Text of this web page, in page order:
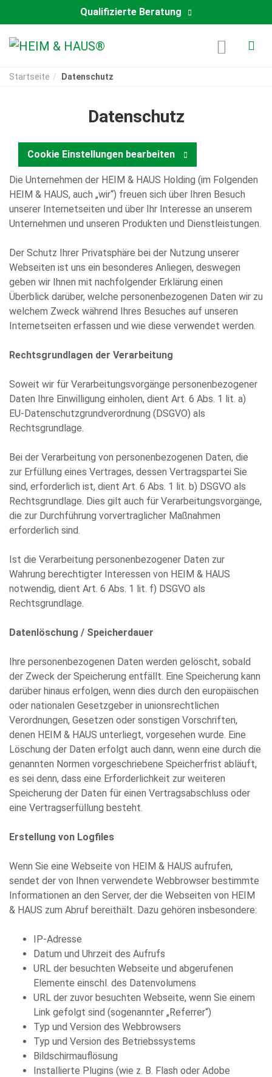
Qualifizierte Beratung
Startseite Datenschutz
Datenschutz
Cookie Einstellungen bearbeiten
Die Unternehmen der HEIM & HAUS Holding (im Folgenden
HEIM & HAUS, auch „wir“) freuen sich über Ihren Besuch
unserer Internetseiten und über Ihr Interesse an unserem
Unternehmen und unseren Produkten und Dienstleistungen.
Der Schutz Ihrer Privatsphäre bei der Nutzung unserer
Webseiten ist uns ein besonderes Anliegen, deswegen
geben wir Ihnen mit nachfolgender Erklärung einen
Überblick darüber, welche personenbezogenen Daten wir zu
welchem Zweck während Ihres Besuches auf unseren
Internetseiten erfassen und wie diese verwendet werden.
Rechtsgrundlagen der Verarbeitung
Soweit wir für Verarbeitungsvorgänge personenbezogener
Daten Ihre Einwilligung einholen, dient Art. 6 Abs. 1 lit. a)
EU-Datenschutzgrundverordnung (DSGVO) als
Rechtsgrundlage.
Bei der Verarbeitung von personenbezogenen Daten, die
zur Erfüllung eines Vertrages, dessen Vertragspartei Sie
sind, erforderlich ist, dient Art. 6 Abs. 1 lit. b) DSGVO als
Rechtsgrundlage. Dies gilt auch für Verarbeitungsvorgänge,
die zur Durchführung vorvertraglicher Maßnahmen
erforderlich sind.
Ist die Verarbeitung personenbezogener Daten zur
Wahrung berechtigter Interessen von HEIM & HAUS
notwendig, dient Art. 6 Abs. 1 lit. f) DSGVO als
Rechtsgrundlage.
Datenlöschung / Speicherdauer
Ihre personenbezogenen Daten werden gelöscht, sobald
der Zweck der Speicherung entfällt. Eine Speicherung kann
darüber hinaus erfolgen, wenn dies durch den europäischen
oder nationalen Gesetzgeber in unionsrechtlichen
Verordnungen, Gesetzen oder sonstigen Vorschriften,
denen HEIM & HAUS unterliegt, vorgesehen wurde. Eine
Löschung der Daten erfolgt auch dann, wenn eine durch die
genannten Normen vorgeschriebene Speicherfrist abläuft,
es sei denn, dass eine Erforderlichkeit zur weiteren
Speicherung der Daten für einen Vertragsabschluss oder
eine Vertragserfüllung besteht.
Erstellung von Logfiles
Wenn Sie eine Webseite von HEIM & HAUS aufrufen,
sendet der von Ihnen verwendete Webbrowser bestimmte
Informationen an den Server, der die Webseiten von HEIM
& HAUS zum Abruf bereithält. Dazu gehören insbesondere:
IP-Adresse
Datum und Uhrzeit des Aufrufs
URL der besuchten Webseite und abgerufenen
Elemente einschl. des Datenvolumens
URL der zuvor besuchten Webseite, wenn Sie einem
Link gefolgt sind (sogenannter „Referrer“)
Typ und Version des Webbrowsers
Typ und Version des Betriebssystems
Bildschirmauflösung
Installierte Plugins (wie z. B. Flash oder Adobe